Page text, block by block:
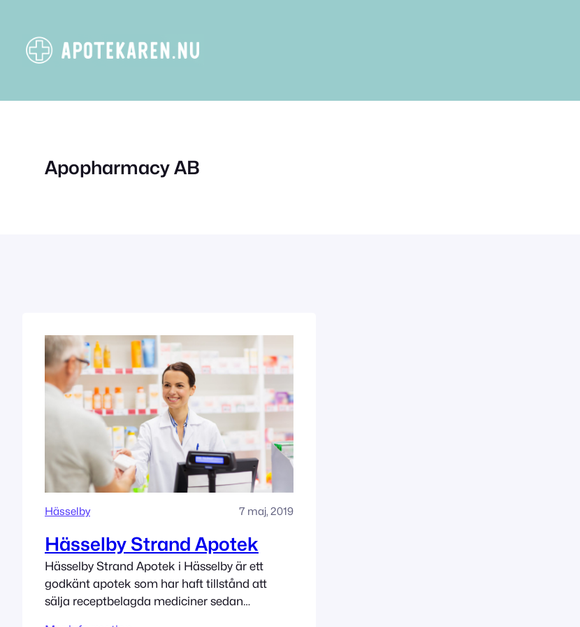
innehåll
Apopharmacy AB
Hässelby 7 maj, 2019
Hässelby Strand Apotek
Hässelby Strand Apotek i Hässelby är ett
godkänt apotek som har haft tillstånd att
sälja receptbelagda mediciner sedan